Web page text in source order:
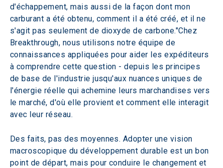
d'échappement, mais aussi de la façon dont mon
carburant a été obtenu, comment il a été créé, et il ne
s'agit pas seulement de dioxyde de carbone."Chez
Breakthrough, nous utilisons notre équipe de
connaissances appliquées pour aider les expéditeurs
à comprendre cette question - depuis les principes
de base de l'industrie jusqu'aux nuances uniques de
l'énergie réelle qui achemine leurs marchandises vers
le marché, d'où elle provient et comment elle interagit
avec leur réseau.
Des faits, pas des moyennes. Adopter une vision
macroscopique du développement durable est un bon
point de départ, mais pour conduire le changement et